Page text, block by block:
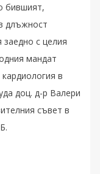
бившият,
длъжност
с целия
мандат
в
доц. д-р Валери
съвет в